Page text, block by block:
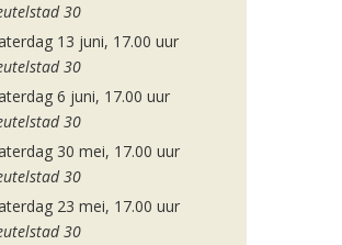
30
13 juni, 17.00 uur
30
6 juni, 17.00 uur
30
30 mei, 17.00 uur
30
23 mei, 17.00 uur
30